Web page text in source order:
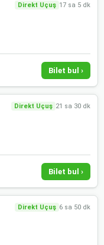
Direkt Uçuş 17 sa 5 dk
Bilet bul ›
Direkt Uçuş 21 sa 30 dk
Bilet bul ›
Direkt Uçuş 6 sa 50 dk